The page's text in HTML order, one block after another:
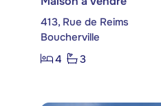
413, Rue de Reims
Boucherville
4
3